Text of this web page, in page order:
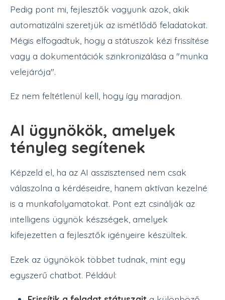
Pedig pont mi, fejlesztők vagyunk azok, akik
automatizálni szeretjük az ismétlődő feladatokat.
Mégis elfogadtuk, hogy a státuszok kézi frissítése
vagy a dokumentációk szinkronizálása a "munka
velejárója".
Ez nem feltétlenül kell, hogy így maradjon.
AI ügynökök, amelyek
tényleg segítenek
Képzeld el, ha az AI asszisztensed nem csak
válaszolna a kérdéseidre, hanem aktívan kezelné
is a munkafolyamatokat. Pont ezt csinálják az
intelligens ügynök készségek, amelyek
kifejezetten a fejlesztők igényeire készültek.
Ezek az ügynökök többet tudnak, mint egy
egyszerű chatbot. Például: